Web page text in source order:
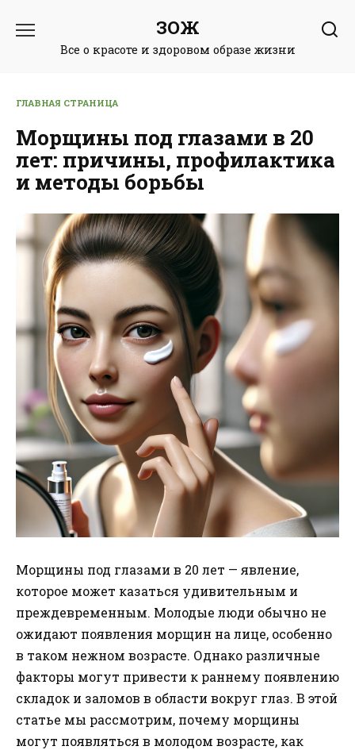
содержанию
ЗОЖ
Все о красоте и здоровом образе жизни
ГЛАВНАЯ СТРАНИЦА
Морщины под глазами в 20
лет: причины, профилактика
и методы борьбы
Морщины под глазами в 20 лет — явление,
которое может казаться удивительным и
преждевременным. Молодые люди обычно не
ожидают появления морщин на лице, особенно
в таком нежном возрасте. Однако различные
факторы могут привести к раннему появлению
складок и заломов в области вокруг глаз. В этой
статье мы рассмотрим, почему морщины
могут появляться в молодом возрасте, как